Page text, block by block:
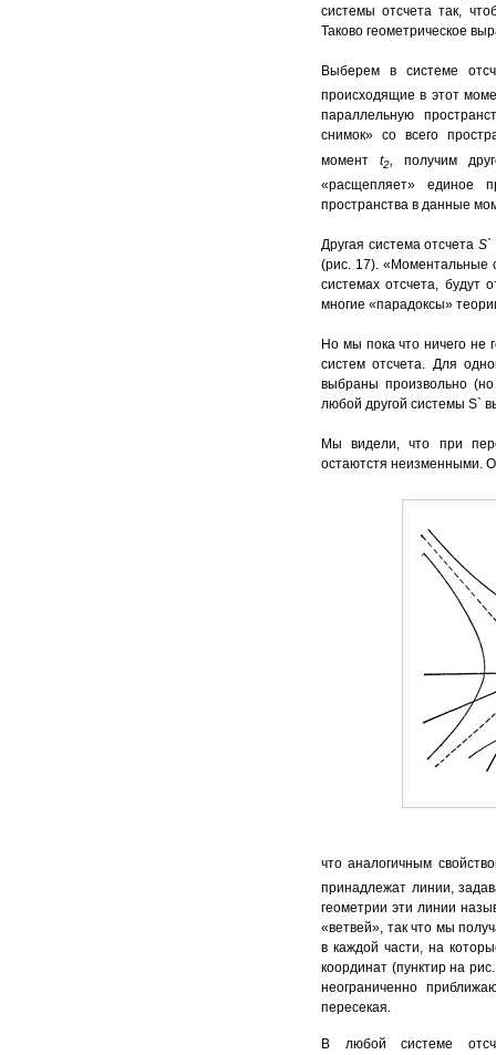
системы отсчета так,
Таково геометрическое
Выберем в системе
происходящие в этот
параллельную
снимок» со всего
момент t2, получим
«расщепляет» единое
пространства в данные
Другая система отсчета S`
(рис. 17). «Моментальные
системах отсчета, будут
многие «парадоксы»
Но мы пока что ничего не
систем отсчета. Для
выбраны произвольно
любой другой системы S`
Мы видели, что при
остаютстя неизменными.
что аналогичным
принадлежат линии,
геометрии эти линии
«ветвей», так что мы
в каждой части, на
координат (пунктир на
неограниченно
пересекая.
В любой системе